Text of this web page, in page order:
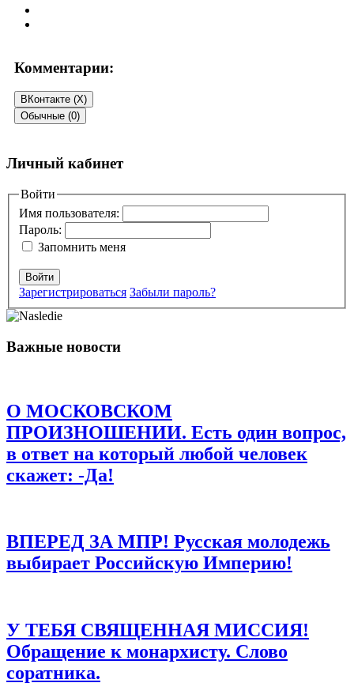
Комментарии:
ВКонтакте (X)
Обычные (0)
Добавить комментарий
Ваш адрес email не будет опубликован. Обязательные поля
помечены*
Комментарий*
Сайт
Сохранить моё имя, email и адрес сайта в этом браузере для
последующих моих комментариев.
Личный кабинет
Войти
Имя пользователя:
Пароль:
Запомнить меня
Войти
Зарегистрироваться Забыли пароль?
Важные новости
О МОСКОВСКОМ
ПРОИЗНОШЕНИИ. Есть один вопрос,
в ответ на который любой человек
скажет: -Да!
ВПЕРЕД ЗА МПР! Русская молодежь
выбирает Российскую Империю!
У ТЕБЯ СВЯЩЕННАЯ МИССИЯ!
Обращение к монархисту. Слово
соратника.